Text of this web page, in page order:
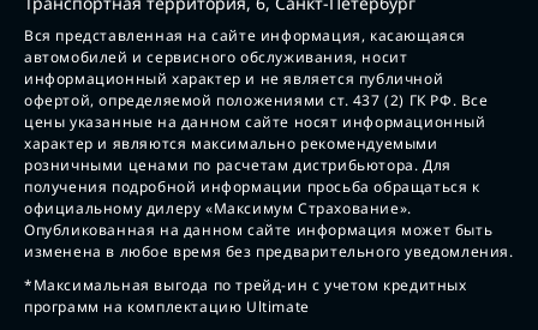
Вся представленная на сайте информация, касающаяся
автомобилей и сервисного обслуживания, носит
информационный характер и не является публичной
офертой, определяемой положениями ст. 437 (2) ГК РФ. Все
цены указанные на данном сайте носят информационный
характер и являются максимально рекомендуемыми
розничными ценами по расчетам дистрибьютора. Для
получения подробной информации просьба обращаться к
официальному дилеру «Максимум Страхование».
Опубликованная на данном сайте информация может быть
изменена в любое время без предварительного уведомления.
*Максимальная выгода по трейд-ин с учетом кредитных
программ на комплектацию Ultimate